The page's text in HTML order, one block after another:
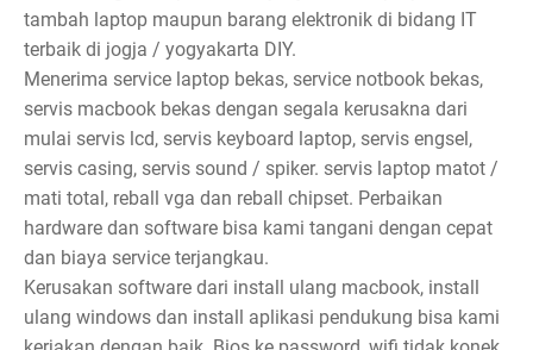
tambah laptop maupun barang elektronik di bidang IT
terbaik di jogja / yogyakarta DIY.
Menerima service laptop bekas, service notbook bekas,
servis macbook bekas dengan segala kerusakna dari
mulai servis lcd, servis keyboard laptop, servis engsel,
servis casing, servis sound / spiker. servis laptop matot /
mati total, reball vga dan reball chipset. Perbaikan
hardware dan software bisa kami tangani dengan cepat
dan biaya service terjangkau.
Kerusakan software dari install ulang macbook, install
ulang windows dan install aplikasi pendukung bisa kami